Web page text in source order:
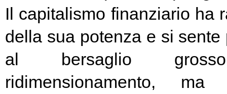
Il capitalismo finanziario ha
della sua potenza e si sente
al bersaglio
ridimensionamento,